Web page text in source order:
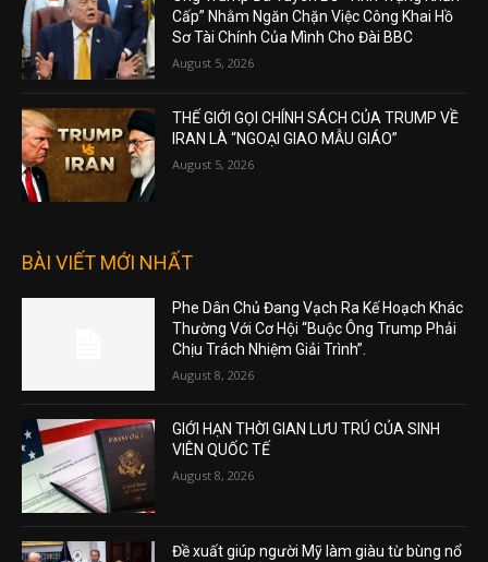
Cấp” Nhằm Ngăn Chặn Việc Công Khai Hồ
Sơ Tài Chính Của Mình Cho Đài BBC
August 5, 2026
THẾ GIỚI GỌI CHÍNH SÁCH CỦA TRUMP VỀ
IRAN LÀ “NGOẠI GIAO MẪU GIÁO”
August 5, 2026
BÀI VIẾT MỚI NHẤT
Phe Dân Chủ Đang Vạch Ra Kế Hoạch Khác
Thường Với Cơ Hội “Buộc Ông Trump Phải
Chịu Trách Nhiệm Giải Trình”.
August 8, 2026
GIỚI HẠN THỜI GIAN LƯU TRÚ CỦA SINH
VIÊN QUỐC TẾ
August 8, 2026
Đề xuất giúp người Mỹ làm giàu từ bùng nổ